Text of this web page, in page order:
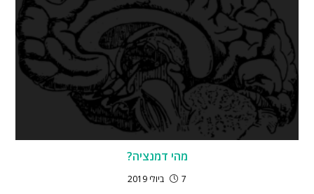
מהי דמנציה?
7 ביולי 2019